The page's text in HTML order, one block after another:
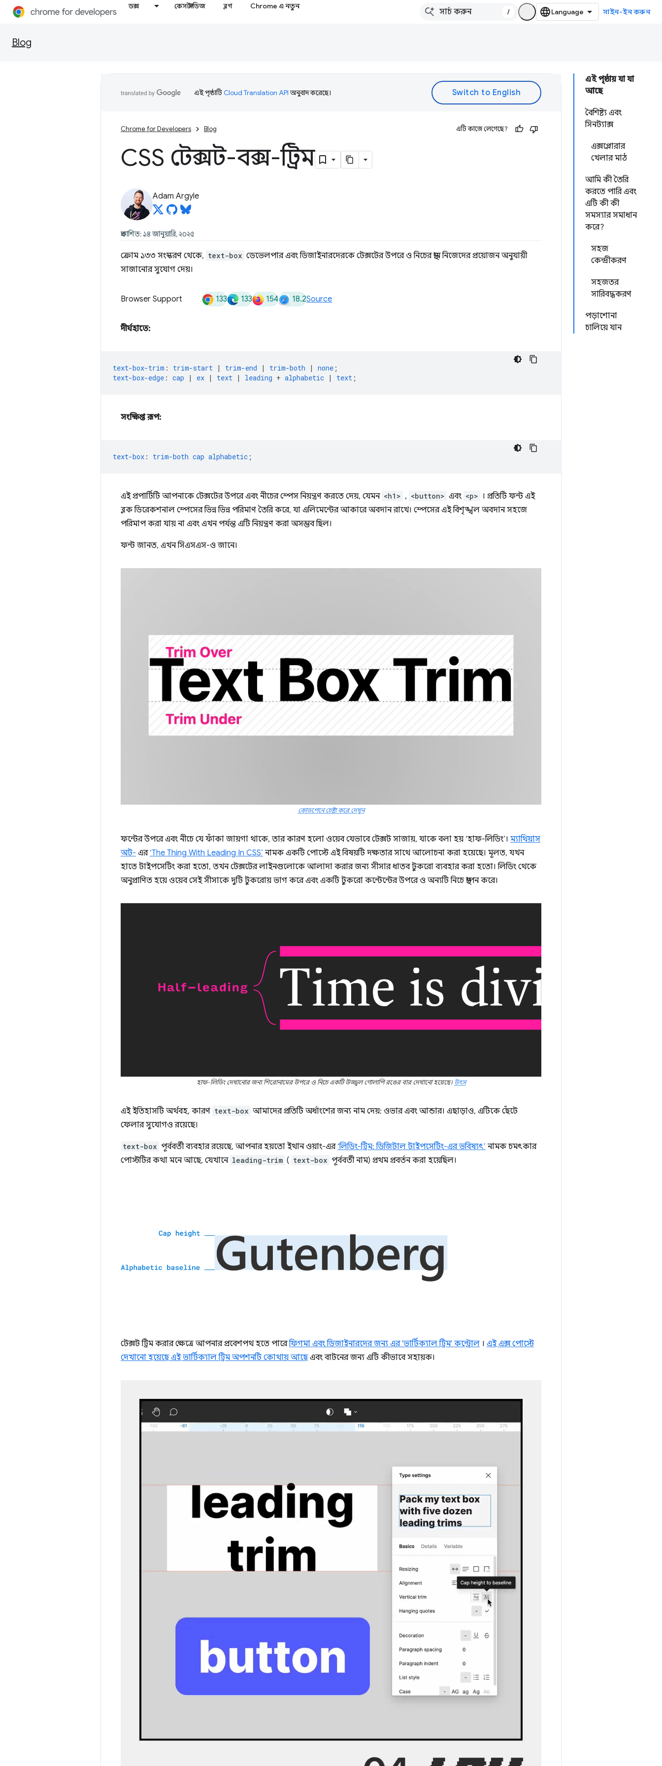
ডক্স কেস স্টাডিজ ব্লগ Chrome এ নতুন
/ সাইন-ইন করুন
Blog
এই পৃষ্ঠায় যা যা
আছে
বৈশিষ্ট্য এবং
সিনট্যাক্স
এক্সপ্লোরার
খেলার মাঠ
আমি কী তৈরি
করতে পারি এবং
এটি কী কী
সমস্যার সমাধান
করে?
সহজ
কেন্দ্রীকরণ
সহজতর
সারিবদ্ধকরণ
পড়াশোনা
চালিয়ে যান
এই পৃষ্ঠাটিCloud Translation APIঅনুবাদ করেছে।
Chrome for Developers Blog এটি কাজে লেগেছে?
CSS টেক্সট-বক্স-ট্রিম
Adam Argyle
প্রকাশিত: ১৪ জানুয়ারি, ২০২৫
ক্রোম ১৩৩ সংস্করণ থেকে, text-box ডেভেলপার এবং ডিজাইনারদেরকে টেক্সটের উপরে ও নিচের স্থান নিজেদের প্রয়োজন অনুযায়ী
সাজানোর সুযোগ দেয়।
Browser Support 133 133 154 18.2Source
দীর্ঘহাতে:
text-box-trim : trim-start | trim-end | trim-both | none ;
text-box-edge : cap | ex | text | leading + alphabetic | text ;
সংক্ষিপ্ত রূপ:
text-box : trim-both cap alphabetic ;
এই প্রপার্টিটি আপনাকে টেক্সটের উপরে এবং নীচের স্পেস নিয়ন্ত্রণ করতে দেয়, যেমন <h1> , <button> এবং <p> । প্রতিটি ফন্ট এই
ব্লক ডিরেকশনাল স্পেসের ভিন্ন ভিন্ন পরিমাণ তৈরি করে, যা এলিমেন্টের আকারে অবদান রাখে। স্পেসের এই বিশৃঙ্খল অবদান সহজে
পরিমাপ করা যায় না এবং এখন পর্যন্ত এটি নিয়ন্ত্রণ করা অসম্ভব ছিল।
ফন্ট জানত, এখন সিএসএস-ও জানে।
কোডপেনে চেষ্টা করে দেখুন
ফন্টের উপরে এবং নীচে যে ফাঁকা জায়গা থাকে, তার কারণ হলো ওয়েব যেভাবে টেক্সট সাজায়, যাকে বলা হয় ‘হাফ-লিডিং’। ম্যাথিয়াস
অট- এর ‘The Thing With Leading In CSS’ নামক একটি পোস্টে এই বিষয়টি দক্ষতার সাথে আলোচনা করা হয়েছে। মূলত, যখন
হাতে টাইপসেটিং করা হতো, তখন টেক্সটের লাইনগুলোকে আলাদা করার জন্য সীসার ধাতব টুকরো ব্যবহার করা হতো। লিডিং থেকে
অনুপ্রাণিত হয়ে ওয়েব সেই সীসাকে দুটি টুকরোয় ভাগ করে এবং একটি টুকরো কন্টেন্টের উপরে ও অন্যটি নিচে স্থাপন করে।
হাফ-লিডিং দেখানোর জন্য শিরোনামের উপরে ও নিচে একটি উজ্জ্বল গোলাপি রঙের বার দেখানো হয়েছে।উৎস
এই ইতিহাসটি অর্থবহ, কারণ text-box আমাদের প্রতিটি অর্ধাংশের জন্য নাম দেয়: ওভার এবং আন্ডার। এছাড়াও, এটিকে ছেঁটে
ফেলার সুযোগও রয়েছে।
text-box পূর্ববর্তী ব্যবহার রয়েছে, আপনার হয়তো ইথান ওয়াং-এর ‘লিডিং-ট্রিম: ডিজিটাল টাইপসেটিং-এর ভবিষ্যৎ’ নামক চমৎকার
পোস্টটির কথা মনে আছে, যেখানে leading-trim ( text-box পূর্ববর্তী নাম) প্রথম প্রবর্তন করা হয়েছিল।
টেক্সট ট্রিম করার ক্ষেত্রে আপনার প্রবেশপথ হতে পারেফিগমা এবং ডিজাইনারদের জন্য এর 'ভার্টিক্যাল ট্রিম' কন্ট্রোল । এই এক্স পোস্টে
দেখানো হয়েছে এই ভার্টিক্যাল ট্রিম অপশনটি কোথায় আছেএবং বাটনের জন্য এটি কীভাবে সহায়ক।